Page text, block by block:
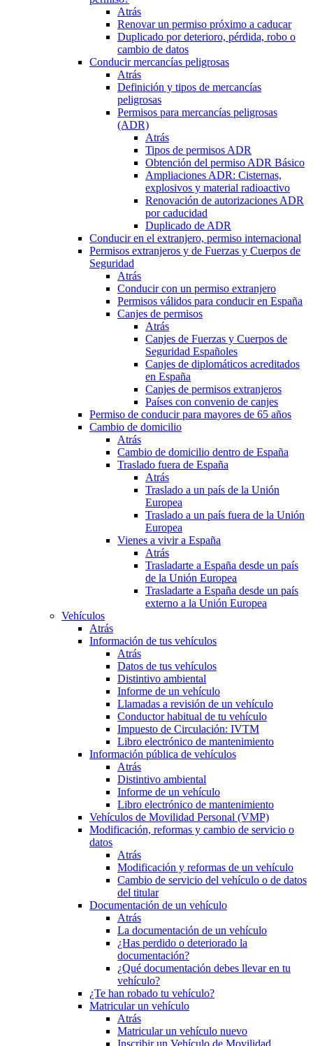
Atrás
Renovar un permiso próximo a caducar
Duplicado por deterioro, pérdida, robo o
cambio de datos
Conducir mercancías peligrosas
Atrás
Definición y tipos de mercancías
peligrosas
Permisos para mercancías peligrosas
(ADR)
Atrás
Tipos de permisos ADR
Obtención del permiso ADR Básico
Ampliaciones ADR: Cisternas,
explosivos y material radioactivo
Renovación de autorizaciones ADR
por caducidad
Duplicado de ADR
Conducir en el extranjero, permiso internacional
Permisos extranjeros y de Fuerzas y Cuerpos de
Seguridad
Atrás
Conducir con un permiso extranjero
Permisos válidos para conducir en España
Canjes de permisos
Atrás
Canjes de Fuerzas y Cuerpos de
Seguridad Españoles
Canjes de diplomáticos acreditados
en España
Canjes de permisos extranjeros
Países con convenio de canjes
Permiso de conducir para mayores de 65 años
Cambio de domicilio
Atrás
Cambio de domicilio dentro de España
Traslado fuera de España
Atrás
Traslado a un país de la Unión
Europea
Traslado a un país fuera de la Unión
Europea
Vienes a vivir a España
Atrás
Trasladarte a España desde un país
de la Unión Europea
Trasladarte a España desde un país
externo a la Unión Europea
Vehículos
Atrás
Información de tus vehículos
Atrás
Datos de tus vehículos
Distintivo ambiental
Informe de un vehículo
Llamadas a revisión de un vehículo
Conductor habitual de tu vehículo
Impuesto de Circulación: IVTM
Libro electrónico de mantenimiento
Información pública de vehículos
Atrás
Distintivo ambiental
Informe de un vehículo
Libro electrónico de mantenimiento
Vehículos de Movilidad Personal (VMP)
Modificación, reformas y cambio de servicio o
datos
Atrás
Modificación y reformas de un vehículo
Cambio de servicio del vehículo o de datos
del titular
Documentación de un vehículo
Atrás
La documentación de un vehículo
¿Has perdido o deteriorado la
documentación?
¿Qué documentación debes llevar en tu
vehículo?
¿Te han robado tu vehículo?
Matricular un vehículo
Atrás
Matricular un vehículo nuevo